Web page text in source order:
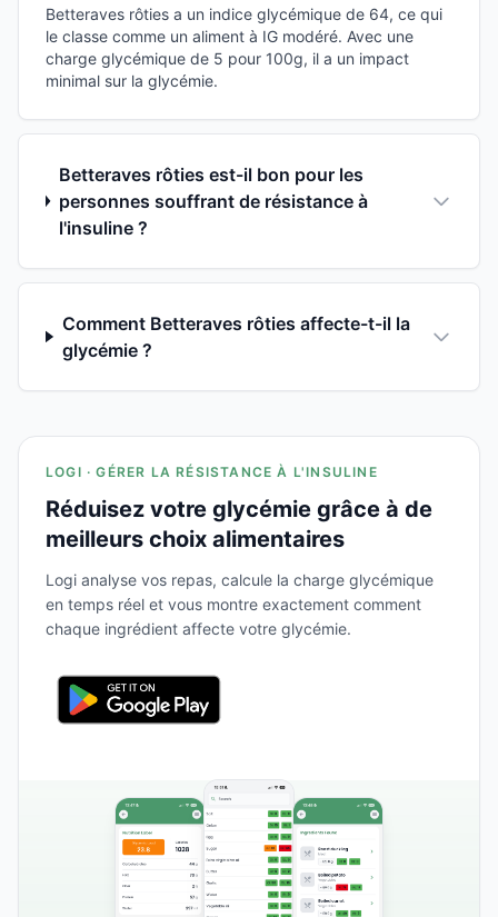
Betteraves rôties a un indice glycémique de 64, ce qui
le classe comme un aliment à IG modéré. Avec une
charge glycémique de 5 pour 100g, il a un impact
minimal sur la glycémie.
Betteraves rôties est-il bon pour les
personnes souffrant de résistance à
l'insuline ?
Comment Betteraves rôties affecte-t-il la
glycémie ?
LOGI · GÉRER LA RÉSISTANCE À L'INSULINE
Réduisez votre glycémie grâce à de
meilleurs choix alimentaires
Logi analyse vos repas, calcule la charge glycémique
en temps réel et vous montre exactement comment
chaque ingrédient affecte votre glycémie.